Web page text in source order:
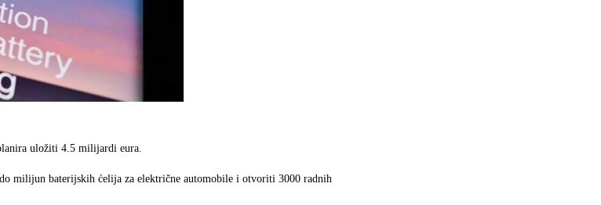
uložiti 4.5 milijardi eura.
milijun baterijskih ćelija za električne automobile i otvoriti 3000 radnih